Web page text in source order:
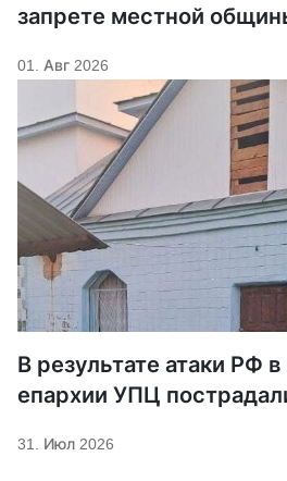
запрете местной
01. Авг 2026
В результате атаки РФ
епархии УПЦ
31. Июл 2026